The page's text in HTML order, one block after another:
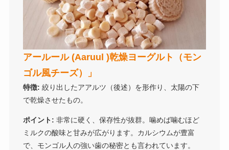
アールール (Aaruul )乾燥ヨーグルト（モン
ゴル風チーズ）」
特徴: 絞り出したアアルツ（後述）を形作り、太陽の下
で乾燥させたもの。
ポイント: 非常に硬く、保存性が抜群。噛めば噛むほど
ミルクの酸味と甘みが広がります。カルシウムが豊富
で、モンゴル人の強い歯の秘密とも言われています。